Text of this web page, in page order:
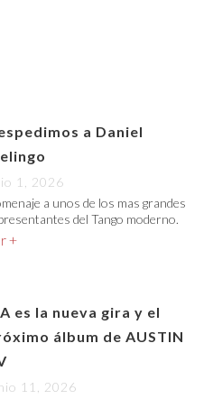
a Daniel
1, 2026
a unos de los mas grandes
del Tango moderno.
+
es la nueva gira y el
álbum de AUSTIN
11, 2026